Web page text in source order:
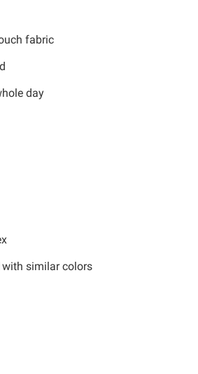
fabric
day
similar colors